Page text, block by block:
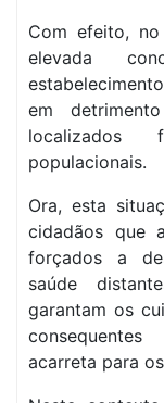
Com efeito,
elevada
em
populacionais.
Ora, esta
cidadãos que
forçados a
saúde
garantam os
acarreta para